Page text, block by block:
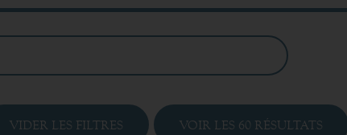
VIDER LES FILTRES VOIR LES 60 RÉSULTATS